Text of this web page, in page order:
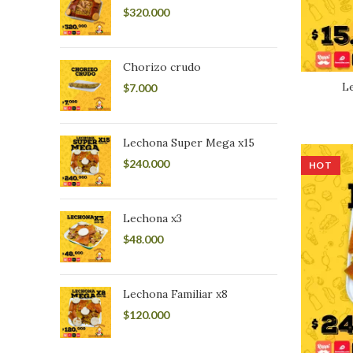
$320.000
Chorizo crudo
$7.000
Lechona Super Mega x15
$240.000
Lechona x3
$48.000
Lechona Familiar x8
$120.000
HOT